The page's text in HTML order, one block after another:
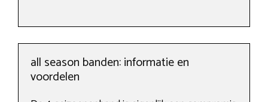
all season banden: informatie en
voordelen